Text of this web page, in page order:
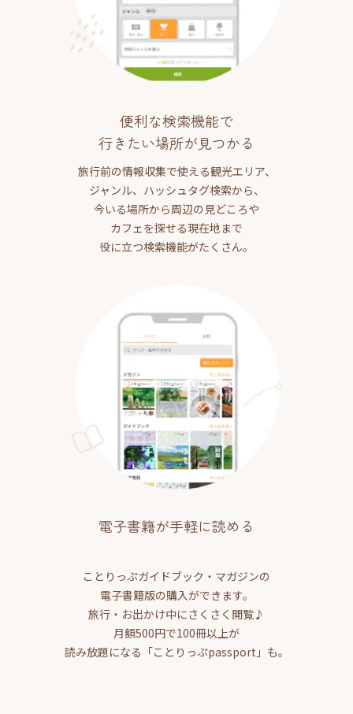
便利な検索機能で
行きたい場所が見つかる
旅行前の情報収集で使える観光エリア、
ジャンル、ハッシュタグ検索から、
今いる場所から周辺の見どころや
カフェを探せる現在地まで
役に立つ検索機能がたくさん。
電子書籍が手軽に読める
ことりっぷガイドブック・マガジンの
電子書籍版の購入ができます。
旅行・お出かけ中にさくさく閲覧♪
月額500円で100冊以上が
読み放題になる「ことりっぷpassport」も。